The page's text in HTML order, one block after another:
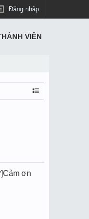
Đăng nhập
ơn
VIÊN